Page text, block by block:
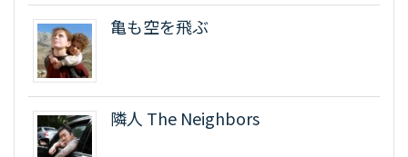
亀も空を飛ぶ
隣人 The Neighbors